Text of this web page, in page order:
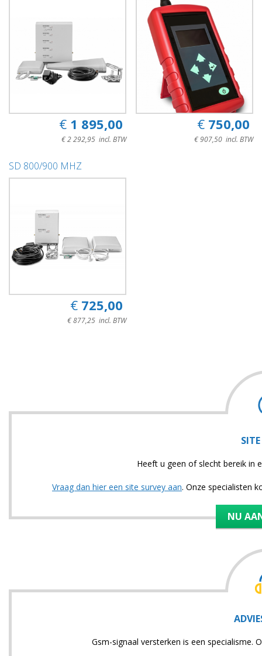
€ 1 895,00
€ 2 292,95 incl. BTW
€ 750,00
€ 907,50 incl. BTW
SD 800/900 MHZ
€ 725,00
€ 877,25 incl. BTW
Heeft u geen of slecht bereik in
Vraag dan hier een site survey aan. Onze specialisten
NU
Gsm-signaal versterken is een specialisme.